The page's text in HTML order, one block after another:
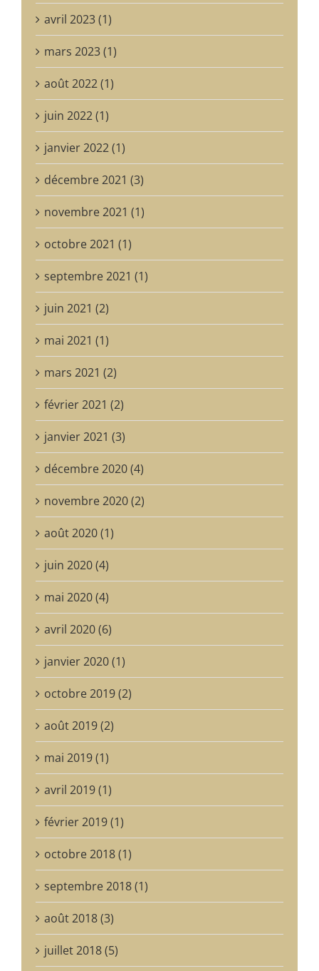
avril 2023 (1)
mars 2023 (1)
août 2022 (1)
juin 2022 (1)
janvier 2022 (1)
décembre 2021 (3)
novembre 2021 (1)
octobre 2021 (1)
septembre 2021 (1)
juin 2021 (2)
mai 2021 (1)
mars 2021 (2)
février 2021 (2)
janvier 2021 (3)
décembre 2020 (4)
novembre 2020 (2)
août 2020 (1)
juin 2020 (4)
mai 2020 (4)
avril 2020 (6)
janvier 2020 (1)
octobre 2019 (2)
août 2019 (2)
mai 2019 (1)
avril 2019 (1)
février 2019 (1)
octobre 2018 (1)
septembre 2018 (1)
août 2018 (3)
juillet 2018 (5)